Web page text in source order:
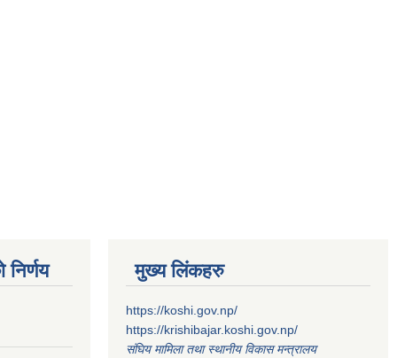
निर्णय मुख्य लिंकहरु
https://koshi.gov.np/
https://krishibajar.koshi.gov.np/
संघिय मामिला तथा स्थानीय विकास मन्त्रालय